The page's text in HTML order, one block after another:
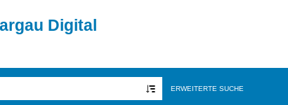
Digital
ERWEITERTE SUCHE